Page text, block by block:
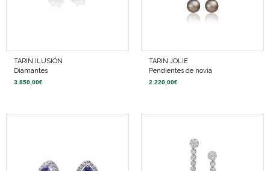
TARIN ILUSIÓN
Diamantes
3.850,00€
TARIN JOLIE
Pendientes de novia
2.220,00€